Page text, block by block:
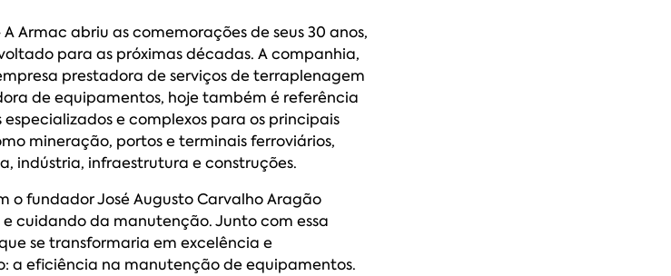
A Armac abriu as comemorações de seus 30 anos,
para as próximas décadas. A companhia,
prestadora de serviços de terraplenagem
de equipamentos, hoje também é referência
e complexos para os principais
mineração, portos e terminais ferroviários,
indústria, infraestrutura e construções.
o fundador José Augusto Carvalho Aragão
cuidando da manutenção. Junto com essa
se transformaria em excelência e
a eficiência na manutenção de equipamentos.